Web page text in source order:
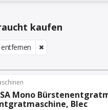
kaufen
entfernen
Mono
Blec